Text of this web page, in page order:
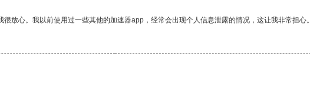
放心。我以前使用过一些其他的加速器app，经常会出现个人信息泄露的情况，这让我非常担心。